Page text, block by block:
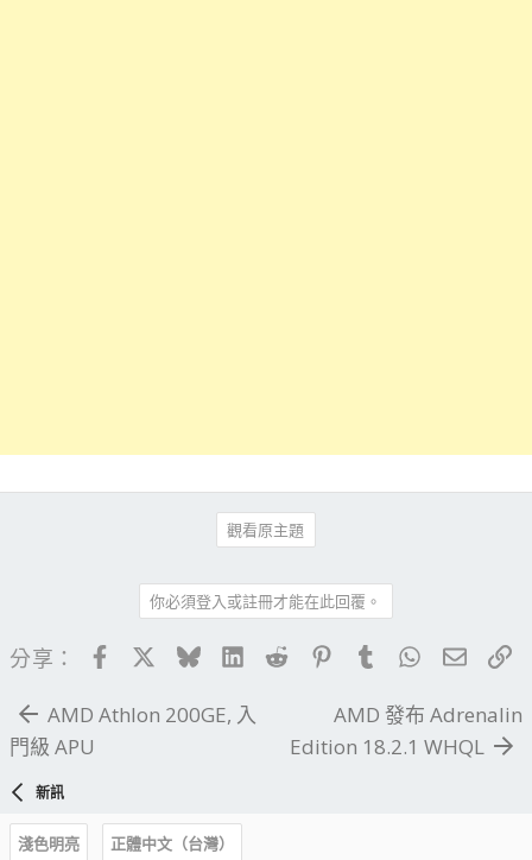
觀看原主題
你必須登入或註冊才能在此回覆。
分享： FacebookBlueskyLinkedIn
Reddit PinterestTumblrWhatsApp
電子
AMD Athlon 200GE, 入
門級 APU
AMD 發布 Adrenalin
Edition 18.2.1 WHQL
新訊
淺色明亮
正體中文（台灣）